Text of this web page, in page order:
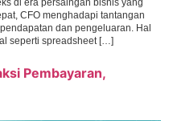
di era persaingan bisnis yang
CFO menghadapi tantangan
dan pengeluaran. Hal
seperti spreadsheet […]
Pembayaran,